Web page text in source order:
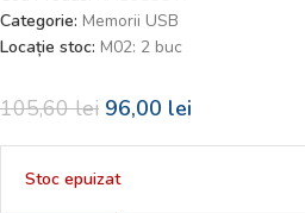
Categorie: Memorii USB
Locație stoc: M02: 2 buc
105,60lei 96,00 lei
Stoc epuizat